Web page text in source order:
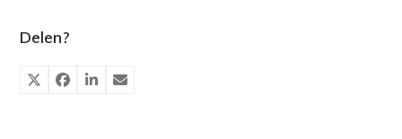
Delen?